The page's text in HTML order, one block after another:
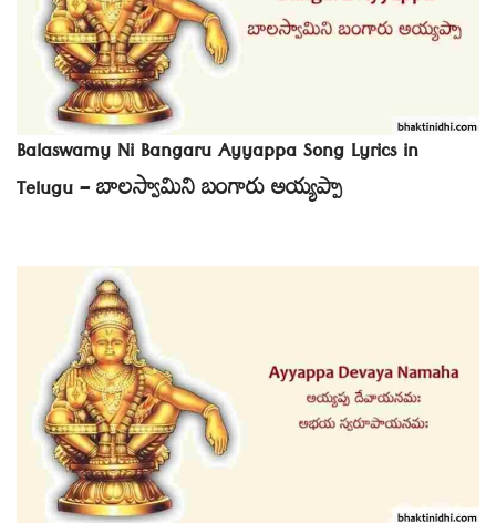
Balaswamy Ni Bangaru Ayyappa Song Lyrics in
Telugu – బాలస్వామిని బంగారు అయ్యప్పా